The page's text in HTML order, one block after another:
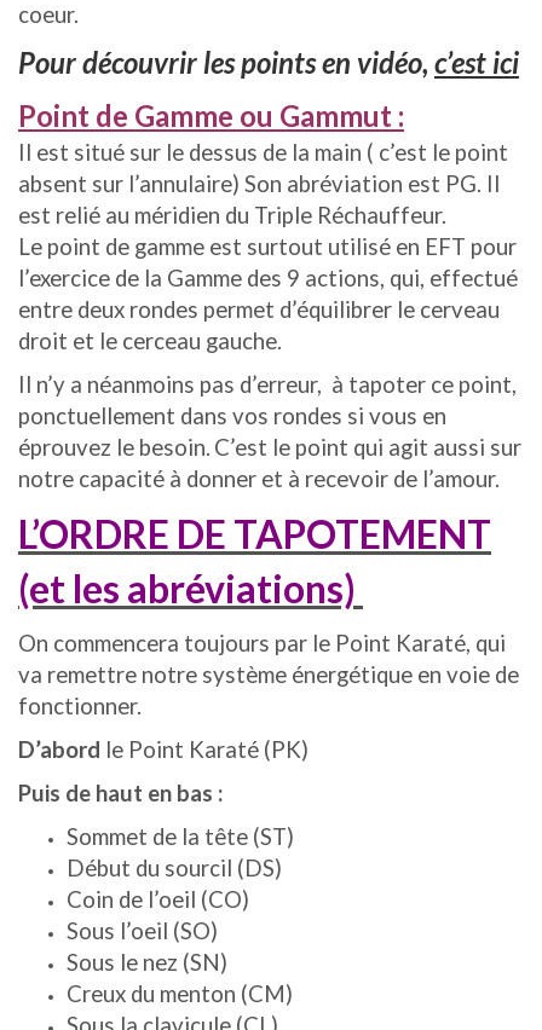
coeur.
Pour découvrir les points en vidéo, c’est ici
Point de Gamme ou Gammut :
Il est situé sur le dessus de la main ( c’est le point
absent sur l’annulaire) Son abréviation est PG. Il
est relié au méridien du Triple Réchauffeur.
Le point de gamme est surtout utilisé en EFT pour
l’exercice de la Gamme des 9 actions, qui, effectué
entre deux rondes permet d’équilibrer le cerveau
droit et le cerceau gauche.
Il n’y a néanmoins pas d’erreur, à tapoter ce point,
ponctuellement dans vos rondes si vous en
éprouvez le besoin. C’est le point qui agit aussi sur
notre capacité à donner et à recevoir de l’amour.
L’ORDRE DE TAPOTEMENT
(et les abréviations)
On commencera toujours par le Point Karaté, qui
va remettre notre système énergétique en voie de
fonctionner.
D’abord le Point Karaté (PK)
Puis de haut en bas :
Sommet de la tête (ST)
Début du sourcil (DS)
Coin de l’oeil (CO)
Sous l’oeil (SO)
Sous le nez (SN)
Creux du menton (CM)